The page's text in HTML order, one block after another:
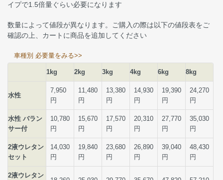
イプで1.5倍量ぐらい必要になります
数量によって値段が異なります。ご購入の際は以下の値段表をご
確認の上、カートに商品を追加してください
車種別 必要量をみる>>